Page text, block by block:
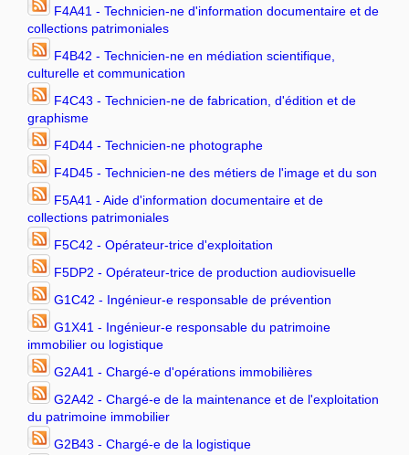
F4A41 - Technicien-ne d'information documentaire et de
collections patrimoniales
F4B42 - Technicien-ne en médiation scientifique,
culturelle et communication
F4C43 - Technicien-ne de fabrication, d'édition et de
graphisme
F4D44 - Technicien-ne photographe
F4D45 - Technicien-ne des métiers de l'image et du son
F5A41 - Aide d'information documentaire et de
collections patrimoniales
F5C42 - Opérateur-trice d'exploitation
F5DP2 - Opérateur-trice de production audiovisuelle
G1C42 - Ingénieur-e responsable de prévention
G1X41 - Ingénieur-e responsable du patrimoine
immobilier ou logistique
G2A41 - Chargé-e d'opérations immobilières
G2A42 - Chargé-e de la maintenance et de l'exploitation
du patrimoine immobilier
G2B43 - Chargé-e de la logistique